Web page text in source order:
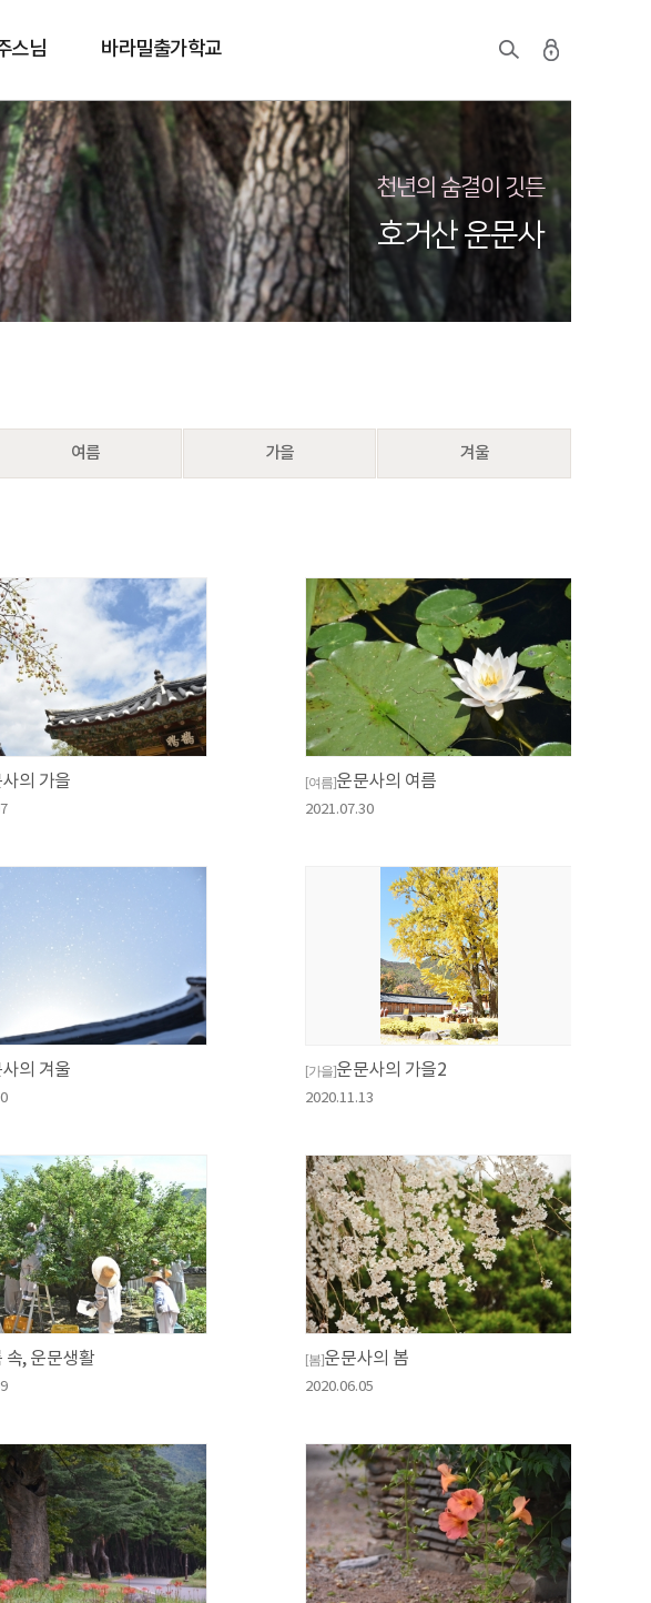
스님 바라밀출가학교
천년의 숨결이 깃든
호거산 운문사
여름 가을 겨울
의 가을 [여름]운문사의 여름
2021.07.30
의 겨울 [가을]운문사의 가을2
2020.11.13
속, 운문생활 [봄]운문사의 봄
2020.06.05